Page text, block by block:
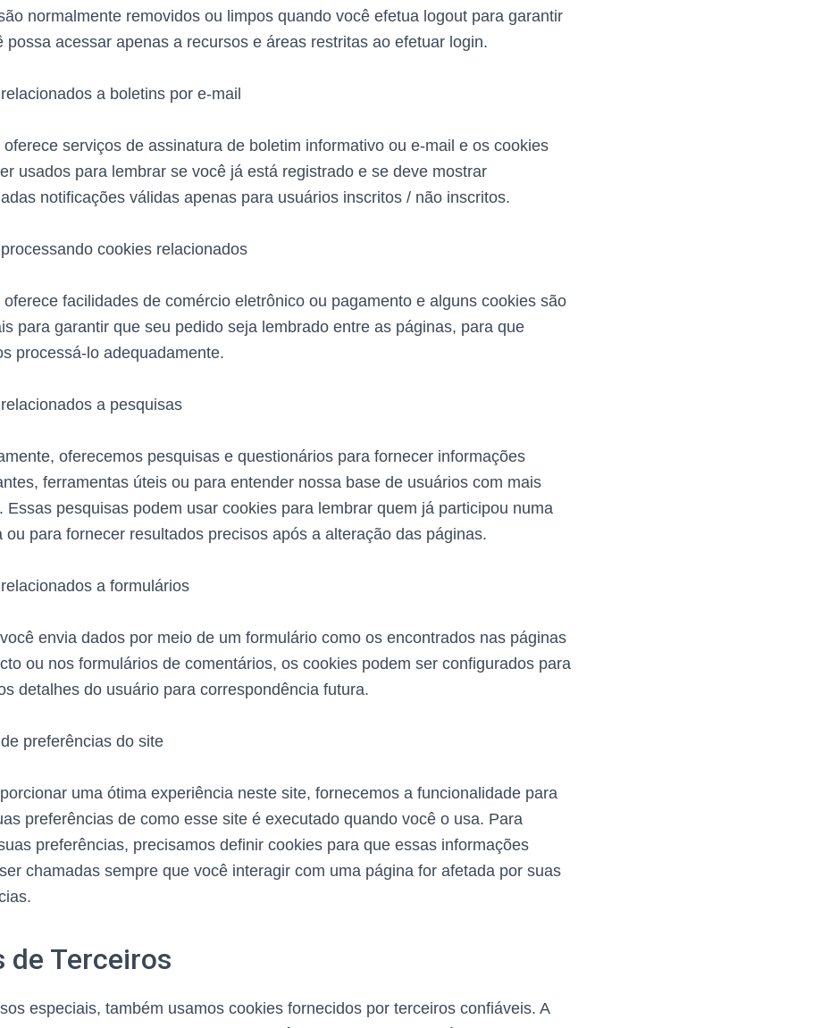
normalmente removidos ou limpos quando você efetua logout para garantir
possa acessar apenas a recursos e áreas restritas ao efetuar login.
a boletins por e-mail
oferece serviços de assinatura de boletim informativo ou e-mail e os cookies
usados ​​para lembrar se você já está registrado e se deve mostrar
notificações válidas apenas para usuários inscritos / não inscritos.
cookies relacionados
oferece facilidades de comércio eletrônico ou pagamento e alguns cookies são
para garantir que seu pedido seja lembrado entre as páginas, para que
processá-lo adequadamente.
a pesquisas
oferecemos pesquisas e questionários para fornecer informações
ferramentas úteis ou para entender nossa base de usuários com mais
Essas pesquisas podem usar cookies para lembrar quem já participou numa
ou para fornecer resultados precisos após a alteração das páginas.
a formulários
envia dados por meio de um formulário como os encontrados nas páginas
ou nos formulários de comentários, os cookies podem ser configurados para
detalhes do usuário para correspondência futura.
preferências do site
uma ótima experiência neste site, fornecemos a funcionalidade para
preferências de como esse site é executado quando você o usa. Para
preferências, precisamos definir cookies para que essas informações
chamadas sempre que você interagir com uma página for afetada por suas
de Terceiros
especiais, também usamos cookies fornecidos por terceiros confiáveis. A